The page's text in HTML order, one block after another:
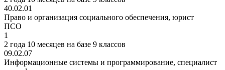
40.02.01
Право и организация социального обеспечения, юрист
ПСО
1
2 года 10 месяцев на базе 9 классов
09.02.07
Информационные системы и программирование, специалист